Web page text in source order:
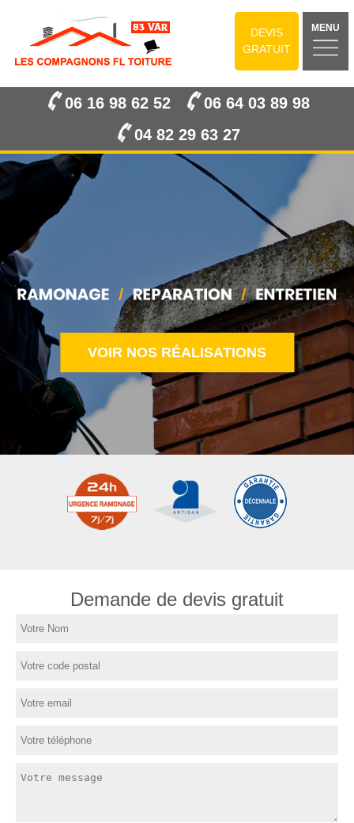
DEVIS
GRATUIT
MENU
06 16 98 62 52
06 64 03 89 98
04 82 29 63 27
VOIR NOS RÉALISATIONS
Demande de devis gratuit